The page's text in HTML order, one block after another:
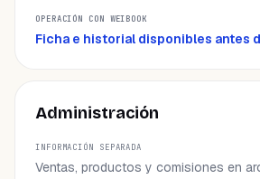
Ficha e historial disponibles antes
Administración
Ventas, productos y comisiones en